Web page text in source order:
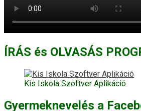
ÍRÁS és OLVASÁS
Kis Iskola Szoftver Aplikáció
Gyermeknevelés a